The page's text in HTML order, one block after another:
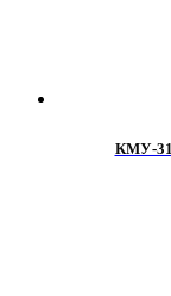
КМУ-